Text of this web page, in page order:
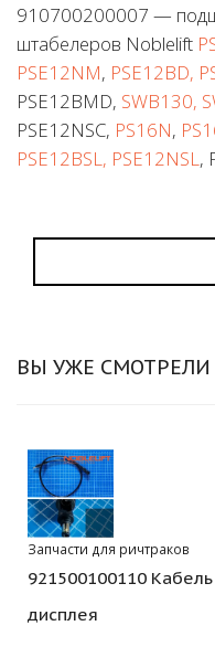
910700200007 —
штабелеров Noblelift
PSE12NM, PSE12BD,
PSE12BMD, SWB130,
PSE12NSC, PS16N,
PSE12BSL, PSE12NSL,
ВЫ УЖЕ СМОТРЕЛИ
Запчасти для ричтраков
921500100110 Кабель
дисплея